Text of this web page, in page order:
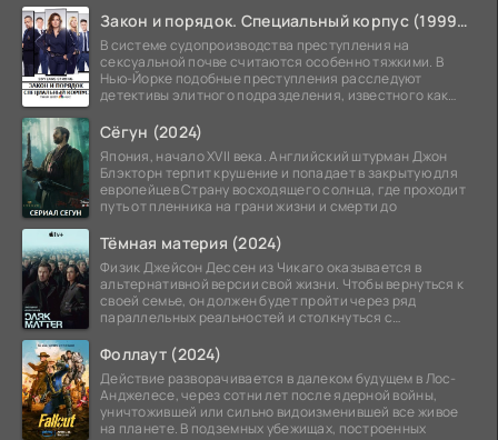
Закон и порядок. Специальный корпус (1999-2026)
В системе судопроизводства преступления на
сексуальной почве считаются особенно тяжкими. В
Нью-Йорке подобные преступления расследуют
детективы элитного подразделения, известного как
Сёгун (2024)
Япония, начало XVII века. Английский штурман Джон
Блэкторн терпит крушение и попадает в закрытую для
европейцев Страну восходящего солнца, где проходит
путь от пленника на грани жизни и смерти до
Тёмная материя (2024)
Физик Джейсон Дессен из Чикаго оказывается в
альтернативной версии свой жизни. Чтобы вернуться к
своей семье, он должен будет пройти через ряд
параллельных реальностей и столкнуться с
Фоллаут (2024)
Действие разворачивается в далеком будущем в Лос-
Анджелесе, через сотни лет после ядерной войны,
уничтожившей или сильно видоизменившей все живое
на планете. В подземных убежищах, построенных